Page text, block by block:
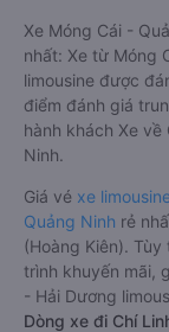
Xe Móng Cái -
nhất: Xe từ Móng
limousine được
điểm đánh giá
hành khách Xe
Ninh.
Giá vé xe
Quảng Ninh rẻ
(Hoàng Kiên).
trình khuyến mãi,
- Hải Dương
Dòng xe đi Chí